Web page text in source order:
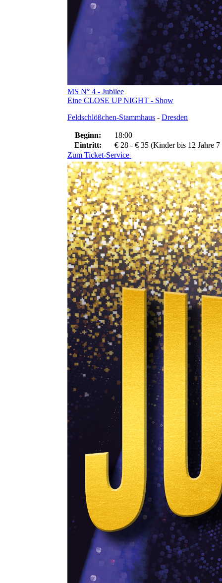
MS N° 4 - Jubilee
Eine CLOSE UP NIGHT - Show
Feldschlößchen-Stammhaus - Dresden
Beginn:
18:00
Eintritt:
€ 28 - € 35 (Kinder bis 12 Jahre 7
Zum Ticket-Service